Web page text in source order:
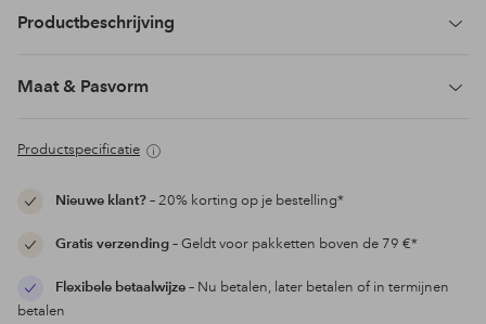
Productbeschrijving
Maat & Pasvorm
Productspecificatie
Nieuwe klant?– 20% korting op je bestelling*
Gratis verzending– Geldt voor pakketten boven de 79 €*
Flexibele betaalwijze– Nu betalen, later betalen of in termijnen
betalen